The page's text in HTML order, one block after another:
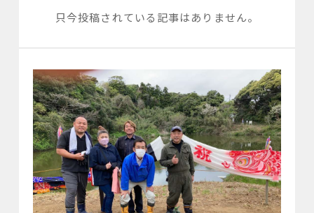
只今投稿されている記事はありません。